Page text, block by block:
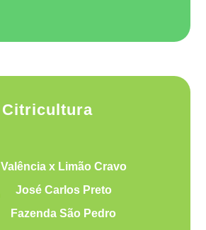
Citricultura
Valência x Limão Cravo
José Carlos Preto
Fazenda São Pedro